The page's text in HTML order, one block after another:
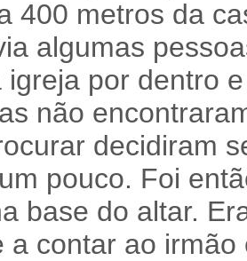
400 metros da
algumas
igreja por dentro
não
decidiram
pouco. Foi
base do altar.
a contar ao irmão